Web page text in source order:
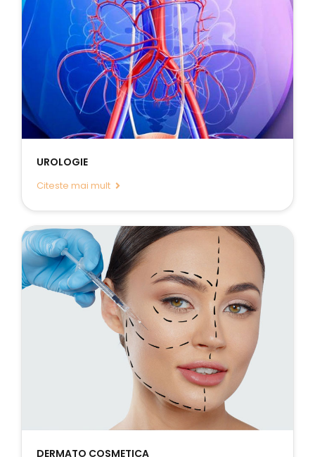
UROLOGIE
Citeste mai mult
DERMATO COSMETICA